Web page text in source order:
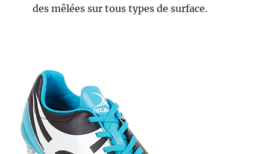
des mêlées sur tous types de surface.